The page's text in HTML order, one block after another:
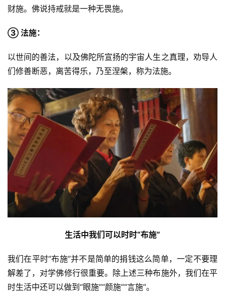
财施。佛说持戒就是一种无畏施。
③ 法施：
以世间的善法，以及佛陀所宣扬的宇宙人生之真理，劝导人
们修善断恶，离苦得乐，乃至涅槃，称为法施。
生活中我们可以时时“布施”
我们在平时“布施”并不是简单的捐钱这么简单，一定不要理
解差了，对学佛修行很重要。除上述三种布施外，我们在平
时生活中还可以做到“眼施”“颜施”“言施”。